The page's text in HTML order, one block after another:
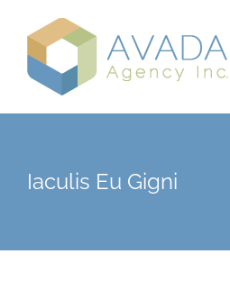
content
Iaculis Eu Gigni